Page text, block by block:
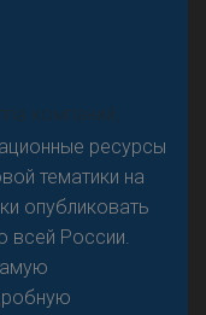
не
компаний,
ресурсы
тематики на
опубликовать
всей России.